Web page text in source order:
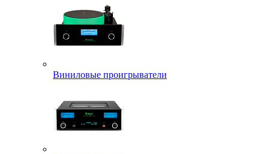
Виниловые проигрыватели